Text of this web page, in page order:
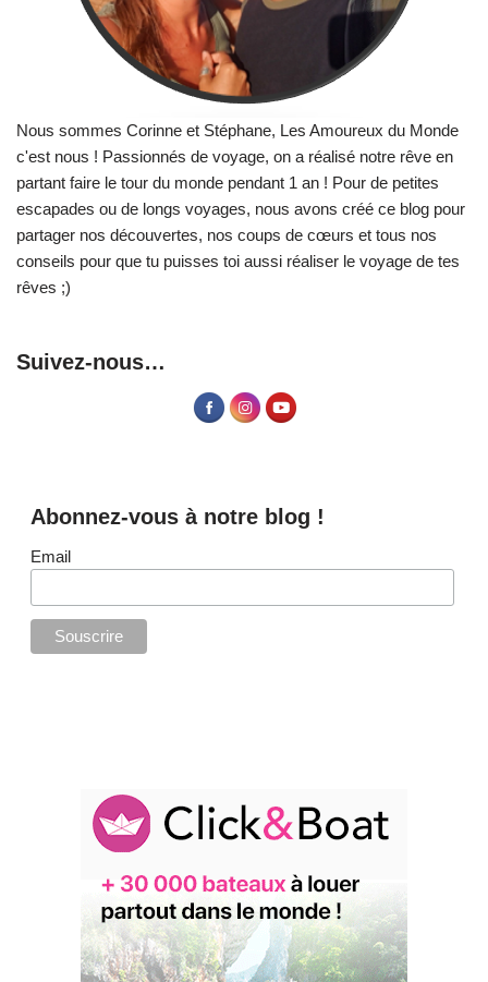
Nous sommes Corinne et Stéphane, Les Amoureux du Monde
c'est nous ! Passionnés de voyage, on a réalisé notre rêve en
partant faire le tour du monde pendant 1 an ! Pour de petites
escapades ou de longs voyages, nous avons créé ce blog pour
partager nos découvertes, nos coups de cœurs et tous nos
conseils pour que tu puisses toi aussi réaliser le voyage de tes
rêves ;)
Suivez-nous…
Abonnez-vous à notre blog !
Email